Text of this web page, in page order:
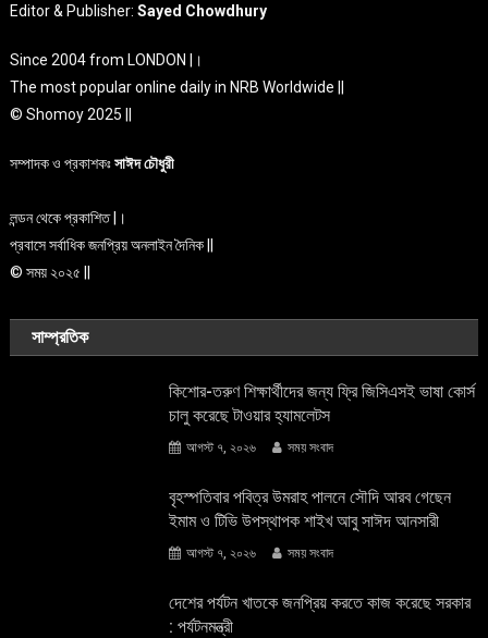
Editor & Publisher:Sayed Chowdhury
Since 2004 from LONDON |।
The most popular online daily in NRB Worldwide ||
© Shomoy 2025 ||
সম্পাদক ও প্রকাশকঃসাঈদ চৌধুরী
লন্ডন থেকে প্রকাশিত |।
প্রবাসে সর্বাধিক জনপ্রিয় অনলাইন দৈনিক ||
© সময় ২০২৫ ||
সাম্প্রতিক
কিশোর-তরুণ শিক্ষার্থীদের জন্য ফ্রি জিসিএসই ভাষা কোর্স
চালু করেছে টাওয়ার হ্যামলেটস
আগস্ট ৭, ২০২৬ সময় সংবাদ
বৃহস্পতিবার পবিত্র উমরাহ পালনে সৌদি আরব গেছেন
ইমাম ও টিভি উপস্থাপক শাইখ আবু সাঈদ আনসারী
আগস্ট ৭, ২০২৬ সময় সংবাদ
দেশের পর্যটন খাতকে জনপ্রিয় করতে কাজ করেছে সরকার
: পর্যটনমন্ত্রী